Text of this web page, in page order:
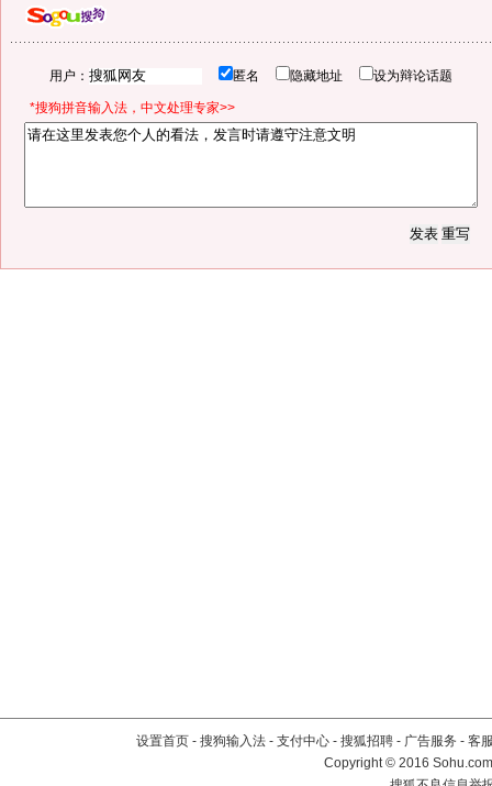
用户： 匿名 隐藏地址 设为辩论话题
*搜狗拼音输入法，中文处理专家>>
设置首页 - 搜狗输入法 - 支付中心 - 搜狐招聘 - 广告服务 - 客
Copyright©2016